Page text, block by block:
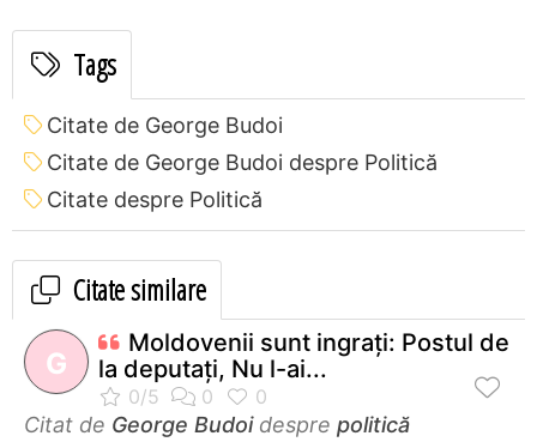
Tags
Citate de George Budoi
Citate de George Budoi despre Politică
Citate despre Politică
Citate similare
G
Moldovenii sunt ingraţi: Postul de
la deputaţi, Nu l-ai...
Citat de George Budoidespre politică